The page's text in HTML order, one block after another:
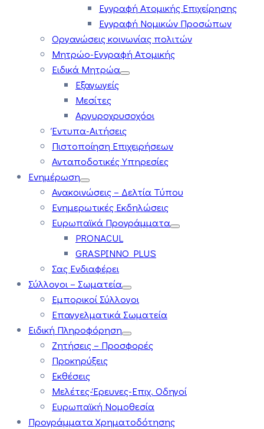
Εγγραφή Ατομικής Επιχείρησης
Εγγραφή Νομικών Προσώπων
Οργανώσεις κοινωνίας πολιτών
Μητρώο-Εγγραφή Ατομικής
Ειδικά Μητρώα
Εξαγωγείς
Μεσίτες
Αργυροχρυσοχόοι
Έντυπα-Αιτήσεις
Πιστοποίηση Επιχειρήσεων
Ανταποδοτικές Υπηρεσίες
Ενημέρωση
Ανακοινώσεις – Δελτία Τύπου
Ενημερωτικές Εκδηλώσεις
Ευρωπαϊκά Προγράμματα
PRONACUL
GRASPINNO PLUS
Σας Ενδιαφέρει
Σύλλογοι – Σωματεία
Εμπορικοί Σύλλογοι
Επαγγελματικά Σωματεία
Ειδική Πληροφόρηση
Ζητήσεις – Προσφορές
Προκηρύξεις
Εκθέσεις
Μελέτες-Έρευνες-Επιχ. Οδηγοί
Ευρωπαϊκή Νομοθεσία
Προγράμματα Χρηματοδότησης